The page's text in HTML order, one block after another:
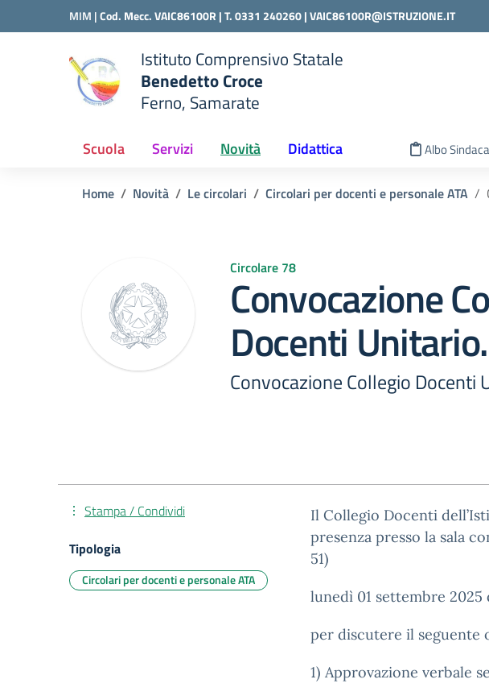
Vai ai contenuti
Vai al menu di navigazione
MIM |Cod. Mecc. VAIC86100R | T. 0331 240260 |VAIC86100R@ISTRUZIONE.IT
scuola
Istituto Comprensivo Statale
Benedetto Croce
Ferno, Samarate
Scuola Servizi Novità Didattica Albo
Home Novità Le circolari Circolari per docenti e personale ATA
Circolare 78
Convocazione
Docenti Unitario.
Convocazione Collegio Docenti
Il Collegio Docenti
presenza presso la sala
51)
lunedì 01 settembre 2025
per discutere il seguente
1) Approvazione verbale
Stampa / Condividi
Tipologia
Circolari per docenti e personale ATA